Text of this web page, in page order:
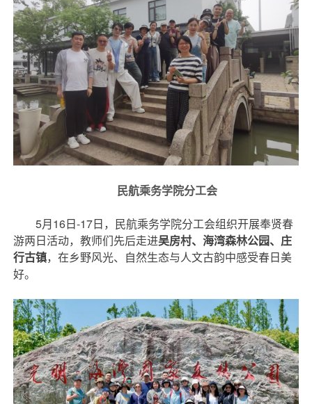
民航乘务学院分工会
5月16日-17日，民航乘务学院分工会组织开展奉贤春
游两日活动，教师们先后走进吴房村、海湾森林公园、庄
行古镇，在乡野风光、自然生态与人文古韵中感受春日美
好。